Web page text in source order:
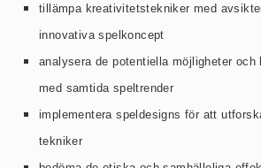
tillämpa kreativitetstekniker med
innovativa spelkoncept
analysera de potentiella möjligheter och
med samtida speltrender
implementera speldesigns för att
tekniker